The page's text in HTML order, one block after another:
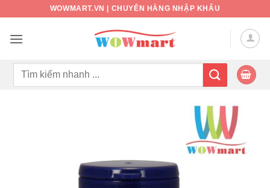
nội
WOWMART.VN | CHUYÊN HÀNG NHẬP KHẨU
Tìm